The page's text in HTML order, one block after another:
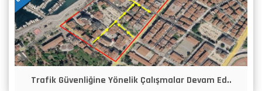
Trafik Güvenliğine Yönelik Çalışmalar Devam Ed..